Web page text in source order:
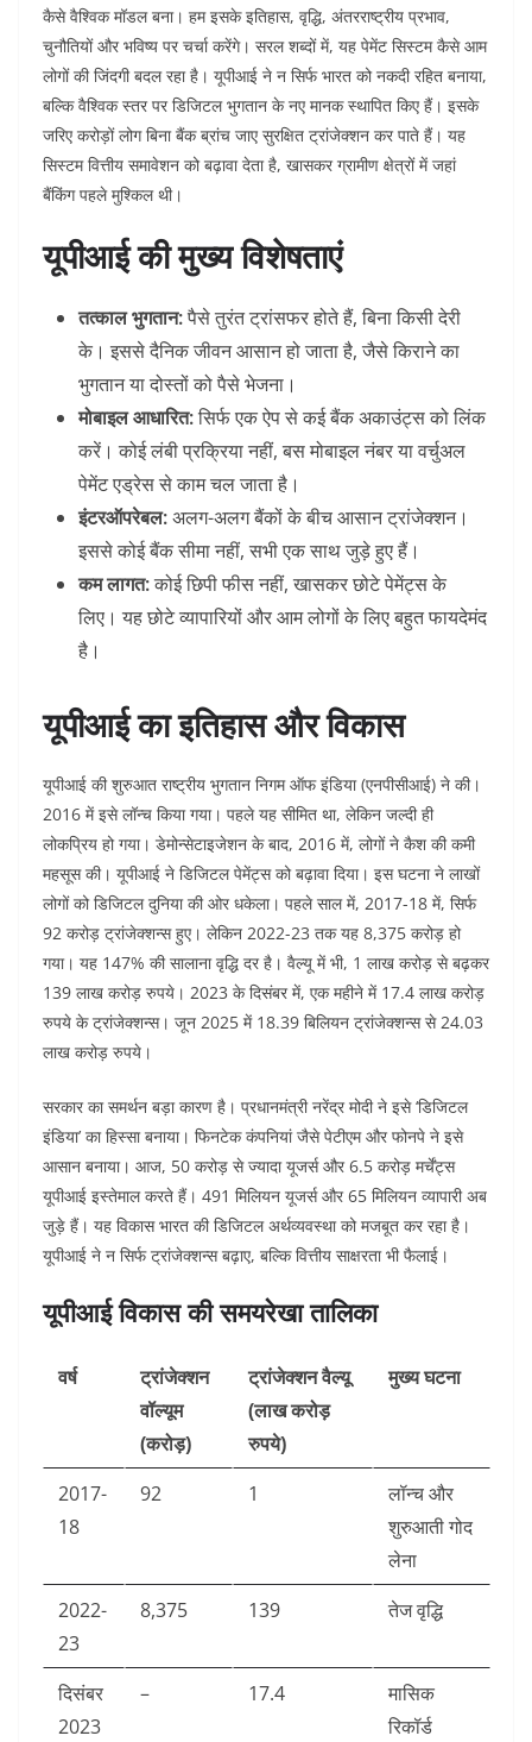
कैसे वैश्विक मॉडल बना। हम इसके इतिहास, वृद्धि, अंतरराष्ट्रीय प्रभाव,
चुनौतियों और भविष्य पर चर्चा करेंगे। सरल शब्दों में, यह पेमेंट सिस्टम कैसे आम
लोगों की जिंदगी बदल रहा है। यूपीआई ने न सिर्फ भारत को नकदी रहित बनाया,
बल्कि वैश्विक स्तर पर डिजिटल भुगतान के नए मानक स्थापित किए हैं। इसके
जरिए करोड़ों लोग बिना बैंक ब्रांच जाए सुरक्षित ट्रांजेक्शन कर पाते हैं। यह
सिस्टम वित्तीय समावेशन को बढ़ावा देता है, खासकर ग्रामीण क्षेत्रों में जहां
बैंकिंग पहले मुश्किल थी।​
यूपीआई की मुख्य विशेषताएं
तत्काल भुगतान:पैसे तुरंत ट्रांसफर होते हैं, बिना किसी देरी
के। इससे दैनिक जीवन आसान हो जाता है, जैसे किराने का
भुगतान या दोस्तों को पैसे भेजना।​
मोबाइल आधारित:सिर्फ एक ऐप से कई बैंक अकाउंट्स को लिंक
करें। कोई लंबी प्रक्रिया नहीं, बस मोबाइल नंबर या वर्चुअल
पेमेंट एड्रेस से काम चल जाता है।​
इंटरऑपरेबल:अलग-अलग बैंकों के बीच आसान ट्रांजेक्शन।
इससे कोई बैंक सीमा नहीं, सभी एक साथ जुड़े हुए हैं।​
कम लागत:कोई छिपी फीस नहीं, खासकर छोटे पेमेंट्स के
लिए। यह छोटे व्यापारियों और आम लोगों के लिए बहुत फायदेमंद
है।​
यूपीआई का इतिहास और विकास
यूपीआई की शुरुआत राष्ट्रीय भुगतान निगम ऑफ इंडिया (एनपीसीआई) ने की।
2016 में इसे लॉन्च किया गया। पहले यह सीमित था, लेकिन जल्दी ही
लोकप्रिय हो गया। डेमोन्सेटाइजेशन के बाद, 2016 में, लोगों ने कैश की कमी
महसूस की। यूपीआई ने डिजिटल पेमेंट्स को बढ़ावा दिया। इस घटना ने लाखों
लोगों को डिजिटल दुनिया की ओर धकेला। पहले साल में, 2017-18 में, सिर्फ
92 करोड़ ट्रांजेक्शन्स हुए। लेकिन 2022-23 तक यह 8,375 करोड़ हो
गया। यह 147% की सालाना वृद्धि दर है। वैल्यू में भी, 1 लाख करोड़ से बढ़कर
139 लाख करोड़ रुपये। 2023 के दिसंबर में, एक महीने में 17.4 लाख करोड़
रुपये के ट्रांजेक्शन्स। जून 2025 में 18.39 बिलियन ट्रांजेक्शन्स से 24.03
लाख करोड़ रुपये।​
सरकार का समर्थन बड़ा कारण है। प्रधानमंत्री नरेंद्र मोदी ने इसे ‘डिजिटल
इंडिया’ का हिस्सा बनाया। फिनटेक कंपनियां जैसे पेटीएम और फोनपे ने इसे
आसान बनाया। आज, 50 करोड़ से ज्यादा यूजर्स और 6.5 करोड़ मर्चेंट्स
यूपीआई इस्तेमाल करते हैं। 491 मिलियन यूजर्स और 65 मिलियन व्यापारी अब
जुड़े हैं। यह विकास भारत की डिजिटल अर्थव्यवस्था को मजबूत कर रहा है।
यूपीआई ने न सिर्फ ट्रांजेक्शन्स बढ़ाए, बल्कि वित्तीय साक्षरता भी फैलाई।​
यूपीआई विकास की समयरेखा तालिका
वर्ष
ट्रांजेक्शन
वॉल्यूम
(करोड़)
ट्रांजेक्शन वैल्यू
(लाख करोड़
रुपये)
मुख्य घटना
2017-
18
92 1
लॉन्च और
शुरुआती गोद
लेना ​
2022-
23
8,375 139 तेज वृद्धि ​
दिसंबर
2023
– 17.4
मासिक
रिकॉर्ड ​